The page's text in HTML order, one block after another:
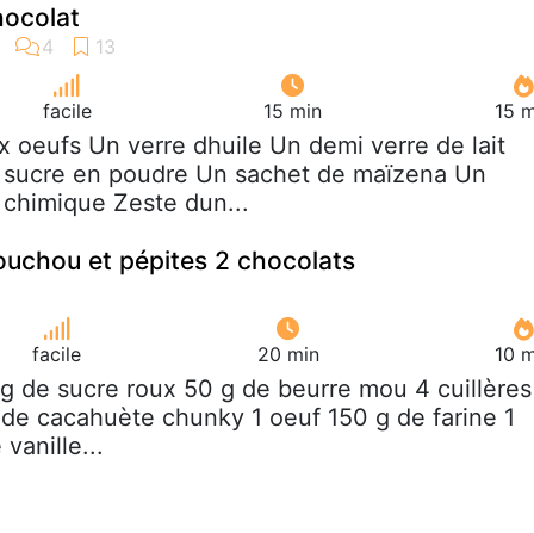
facile 15 min 15
oeufs Un verre dhuile Un demi verre de lait
en poudre Un sachet de maïzena Un
Zeste dun...
et pépites 2 chocolats
facile 20 min 10
de sucre roux 50 g de beurre mou 4
cacahuète chunky 1 oeuf 150 g de farine 1
vanille...